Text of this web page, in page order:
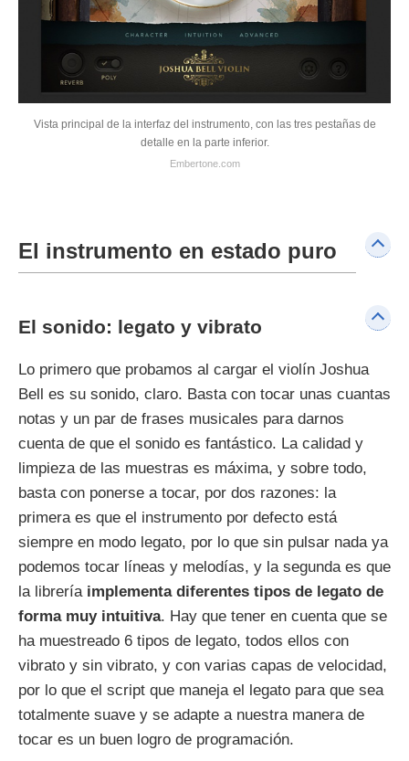
Vista principal de la interfaz del instrumento, con las tres pestañas de
detalle en la parte inferior.
Embertone.com
El instrumento en estado puro
El sonido: legato y vibrato
Lo primero que probamos al cargar el violín Joshua
Bell es su sonido, claro. Basta con tocar unas cuantas
notas y un par de frases musicales para darnos
cuenta de que el sonido es fantástico. La calidad y
limpieza de las muestras es máxima, y sobre todo,
basta con ponerse a tocar, por dos razones: la
primera es que el instrumento por defecto está
siempre en modo legato, por lo que sin pulsar nada ya
podemos tocar líneas y melodías, y la segunda es que
la libreríaimplementa diferentes tipos de legato de
forma muy intuitiva. Hay que tener en cuenta que se
ha muestreado 6 tipos de legato, todos ellos con
vibrato y sin vibrato, y con varias capas de velocidad,
por lo que el script que maneja el legato para que sea
totalmente suave y se adapte a nuestra manera de
tocar es un buen logro de programación.